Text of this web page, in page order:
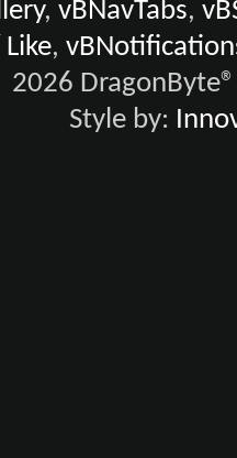
,vBNavTabs,
,
2026
Style by: